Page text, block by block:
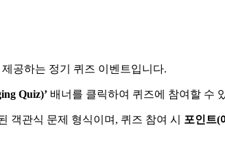
제공하는 정기 퀴즈 이벤트입니다.
Quiz)’ 배너를 클릭하여 퀴즈에 참여할 수
객관식 문제 형식이며, 퀴즈 참여 시 포인트(